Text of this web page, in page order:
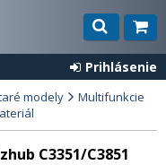
Prihlásenie
modely
Multifunkcie
C3351/C3851